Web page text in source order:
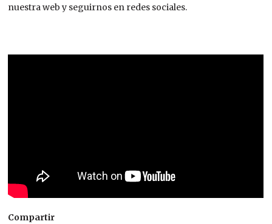
nuestra web y seguirnos en redes sociales.
Compartir